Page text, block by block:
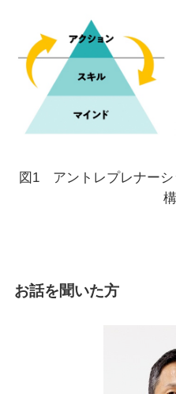
図1 アントレプレナーシ
お話を聞いた方